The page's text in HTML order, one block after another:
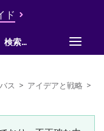
ド
検索
ス > アイデアと戦略 >